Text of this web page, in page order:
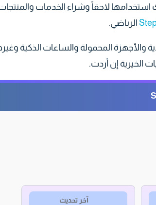
لاحقاً وشراء الخدمات
الرياضي.
والأجهزة المحمولة والساعات الذكية
الخيرية إن أردت.
آخر تحديث